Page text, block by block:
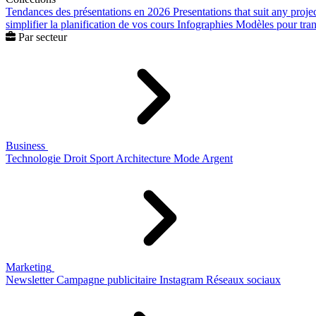
Tendances des présentations en 2026 Presentations that suit any
simplifier la planification de vos cours Infographies Modèles pour
Par secteur
Business
Technologie Droit Sport Architecture Mode Argent
Marketing
Newsletter Campagne publicitaire Instagram Réseaux sociaux